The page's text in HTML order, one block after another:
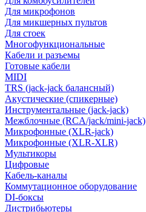
Для микрофонов
Для микшерных пультов
Для стоек
Многофункциональные
Кабели и разъемы
Готовые кабели
MIDI
TRS (jack-jack балансный)
Акустические (спикерные)
Инструментальные (jack-jack)
Межблочные (RCA/jack/mini-jack)
Микрофонные (XLR-jack)
Микрофонные (XLR-XLR)
Мультикоры
Цифровые
Кабель-каналы
Коммутационное оборудование
DI-боксы
Дистрибьютеры